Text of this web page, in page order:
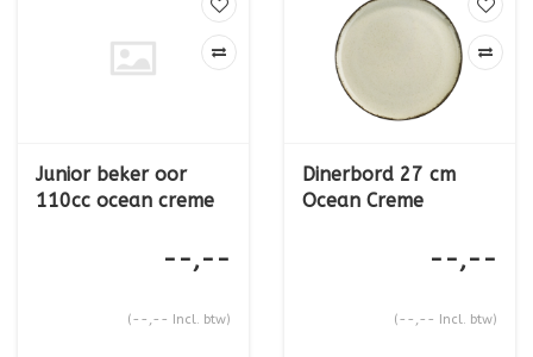
Junior beker oor
110cc ocean creme
--,--
(--,-- Incl. btw)
Dinerbord 27 cm
Ocean Creme
--,--
(--,-- Incl. btw)